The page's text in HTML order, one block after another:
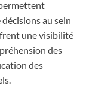
au sein
une visibilité
des
des